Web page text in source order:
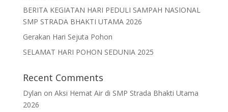
BERITA KEGIATAN HARI PEDULI SAMPAH NASIONAL
SMP STRADA BHAKTI UTAMA 2026
Gerakan Hari Sejuta Pohon
SELAMAT HARI POHON SEDUNIA 2025
Recent Comments
Dylan on Aksi Hemat Air di SMP Strada Bhakti Utama
2026